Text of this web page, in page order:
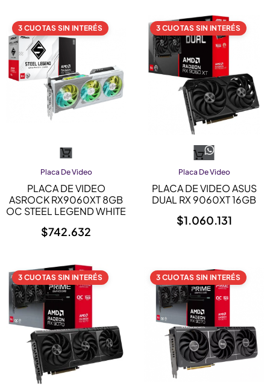
3 CUOTAS SIN INTERÉS
Placa De Video
PLACA DE VIDEO
ASROCK RX9060XT 8GB
OC STEEL LEGEND WHITE
$742.632
3 CUOTAS SIN INTERÉS
Placa De Video
PLACA DE VIDEO ASUS
DUAL RX 9060XT 16GB
$1.060.131
3 CUOTAS SIN INTERÉS 3 CUOTAS SIN INTERÉS